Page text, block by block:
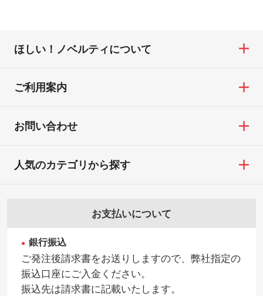
ほしい！ノベルティについて
ご利用案内
お問い合わせ
お支払いについて
銀行振込
ご発注後請求書をお送りしますので、弊社指定の
振込口座にご入金ください。
振込先は請求書に記載いたします。
人気のカテゴリから探す